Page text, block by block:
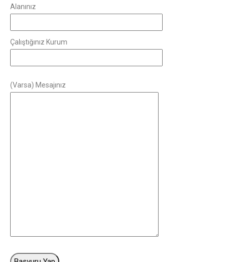
Alanınız
Çalıştığınız Kurum
(Varsa) Mesajınız